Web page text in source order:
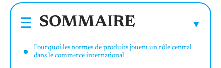
SOMMAIRE
Pourquoi les normes de produits jouent un rôle central
dans le commerce international